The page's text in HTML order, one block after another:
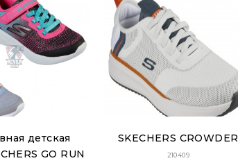
детская
GO RUN
SKECHERS CROWDER
210409